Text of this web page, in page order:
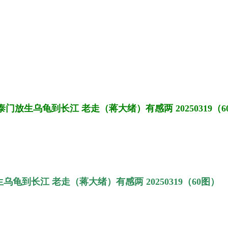
放生乌龟到长江 老走（蒋大绪）有感两 20250319（
龟到长江 老走（蒋大绪）有感两 20250319（60图）